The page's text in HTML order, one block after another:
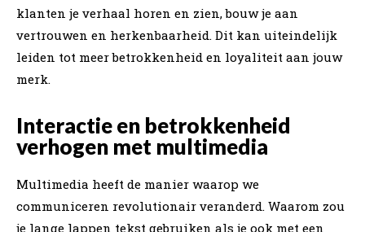
klanten je verhaal horen en zien, bouw je aan
vertrouwen en herkenbaarheid. Dit kan uiteindelijk
leiden tot meer betrokkenheid en loyaliteit aan jouw
merk.
Interactie en betrokkenheid
verhogen met multimedia
Multimedia heeft de manier waarop we
communiceren revolutionair veranderd. Waarom zou
je lange lappen tekst gebruiken als je ook met een